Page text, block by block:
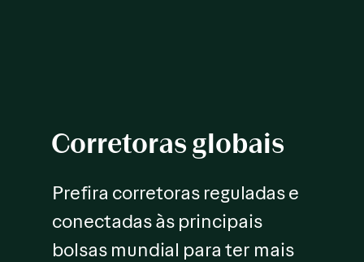
Corretoras globais
Prefira corretoras reguladas e
conectadas às principais
bolsas mundial para ter mais